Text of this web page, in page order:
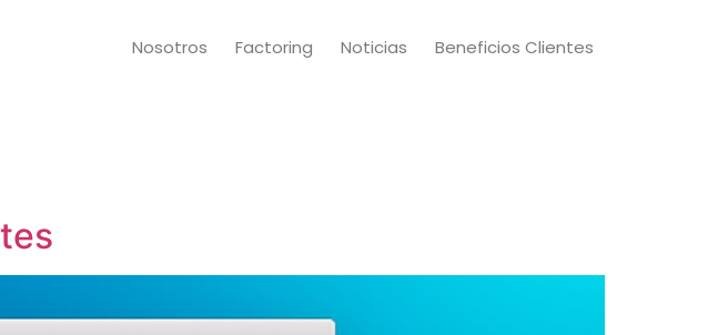
Nosotros Factoring Noticias Beneficios Clientes